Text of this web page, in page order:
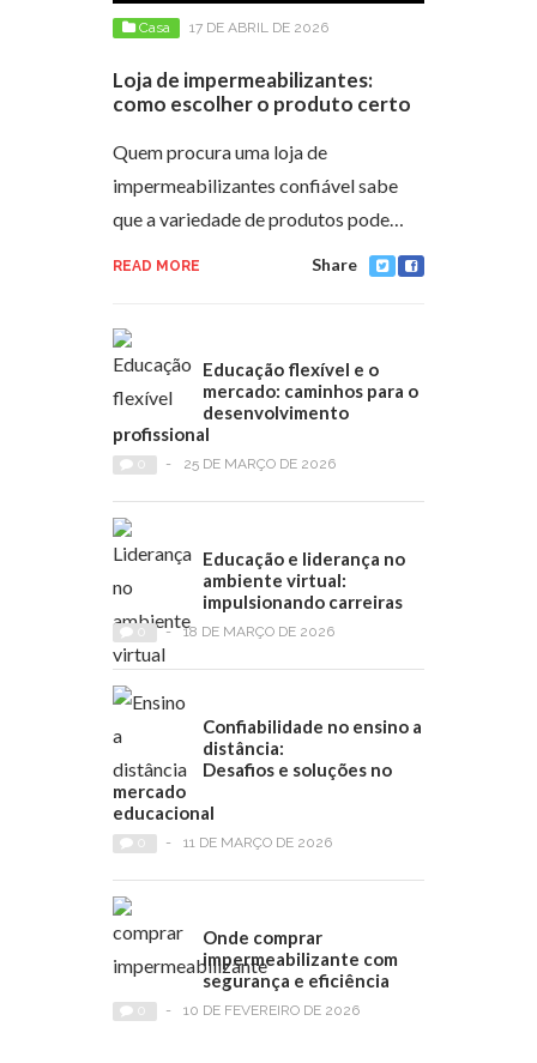
Casa 17 DE ABRIL DE 2026
Loja de impermeabilizantes:
como escolher o produto certo
Quem procura uma loja de
impermeabilizantes confiável sabe
que a variedade de produtos pode…
READ MORE Share
Educação flexível e o
mercado: caminhos para o
desenvolvimento
profissional
- 25 DE MARÇO DE 2026
Educação e liderança no
ambiente virtual:
impulsionando carreiras
- 18 DE MARÇO DE 2026
Confiabilidade no ensino a
distância:
Desafios e soluções no
mercado
educacional
- 11 DE MARÇO DE 2026
Onde comprar
impermeabilizante com
segurança e eficiência
- 10 DE FEVEREIRO DE 2026